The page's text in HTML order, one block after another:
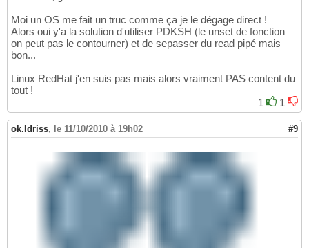
Moi un OS me fait un truc comme ça je le dégage direct !
Alors oui y'a la solution d'utiliser PDKSH (le unset de fonction
on peut pas le contourner) et de sepasser du read pipé mais
bon...
Linux RedHat j'en suis pas mais alors vraiment PAS content du
tout !
1
1
ok.Idriss, le 11/10/2010 à 19h02 #9